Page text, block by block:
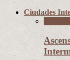
Ciudades